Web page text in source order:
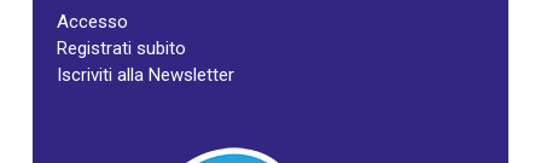
Accesso
Registrati subito
Iscriviti alla Newsletter